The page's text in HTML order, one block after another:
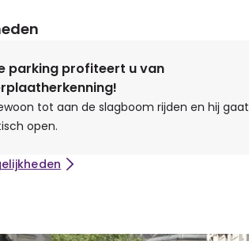
parking profiteert u van
tot aan de slagboom rijden en hij gaat
open.